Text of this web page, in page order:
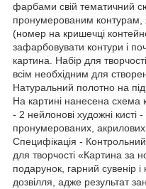
фарбами свій тематичний
пронумерованим контурам,
(номер на кришечці
зафарбовувати контури і
картина. Набір для
всім необхідним для
Натуральний полотно на
На картині нанесена схема
- 2 нейлонові художні кисті
пронумерованих,
Специфікація -
для творчості «Картина за
подарунок, гарний сувенір
дозвілля, адже результат